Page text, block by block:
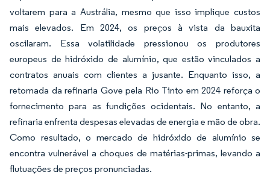
voltarem para a Austrália, mesmo que isso implique custos
mais elevados. Em 2024, os preços à vista da bauxita
oscilaram. Essa volatilidade pressionou os produtores
europeus de hidróxido de alumínio, que estão vinculados a
contratos anuais com clientes a jusante. Enquanto isso, a
retomada da refinaria Gove pela Rio Tinto em 2024 reforça o
fornecimento para as fundições ocidentais. No entanto, a
refinaria enfrenta despesas elevadas de energia e mão de obra.
Como resultado, o mercado de hidróxido de alumínio se
encontra vulnerável a choques de matérias-primas, levando a
flutuações de preços pronunciadas.